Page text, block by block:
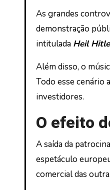
As grandes
demonstração
intitulada Heil
Além disso, o
Todo esse cenário
investidores.
O efeito
A saída da
espetáculo
comercial das